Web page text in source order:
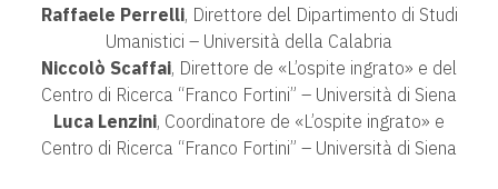
Raffaele Perrelli, Direttore del Dipartimento di Studi
Umanistici – Università della Calabria
Niccolò Scaffai, Direttore de «L’ospite ingrato» e del
Centro di Ricerca “Franco Fortini” – Università di Siena
Luca Lenzini, Coordinatore de «L’ospite ingrato» e
Centro di Ricerca “Franco Fortini” – Università di Siena